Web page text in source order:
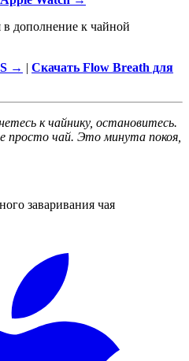
дополнение к чайной
→ | Скачать Flow Breath для
к чайнику, остановитесь.
чай. Это минута покоя,
заваривания чая